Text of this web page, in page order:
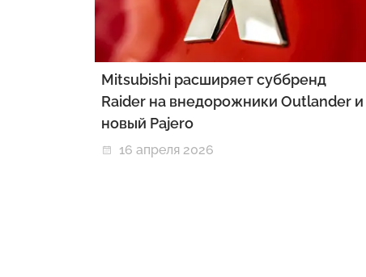
Mitsubishi расширяет суббренд
Raider на внедорожники Outlander и
новый Pajero
16 апреля 2026